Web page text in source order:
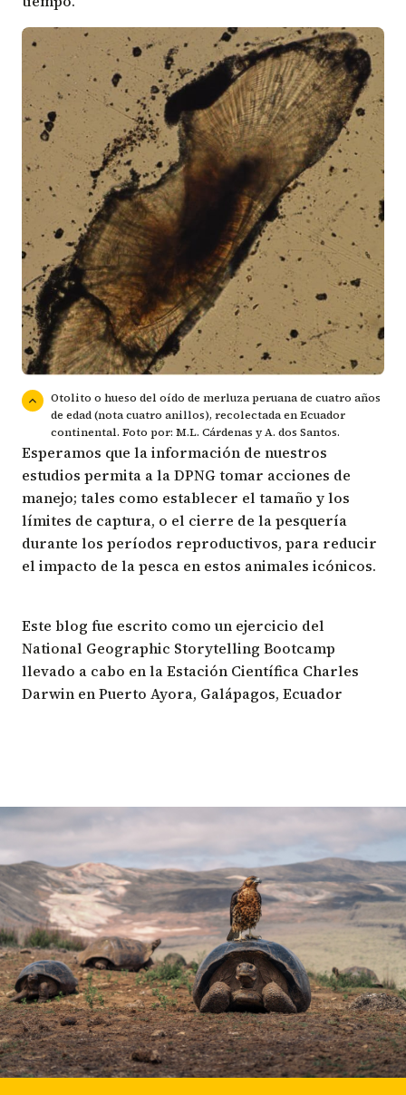
Otolito o hueso del oído de merluza peruana de cuatro años
de edad (nota cuatro anillos), recolectada en Ecuador
continental. Foto por: M.L. Cárdenas y A. dos Santos.
Esperamos que la información de nuestros
estudios permita a la DPNG tomar acciones de
manejo; tales como establecer el tamaño y los
límites de captura, o el cierre de la pesquería
durante los períodos reproductivos, para reducir
el impacto de la pesca en estos animales icónicos.
Este blog fue escrito como un ejercicio del
National Geographic Storytelling Bootcamp
llevado a cabo en la Estación Científica Charles
Darwin en Puerto Ayora, Galápagos, Ecuador